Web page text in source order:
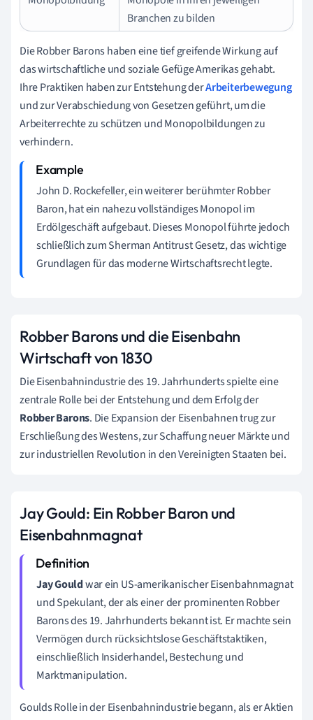
Branchen zu bilden
Die Robber Barons haben eine tief greifende Wirkung auf
das wirtschaftliche und soziale Gefüge Amerikas gehabt.
Ihre Praktiken haben zur Entstehung derArbeiterbewegung
und zur Verabschiedung von Gesetzen geführt, um die
Arbeiterrechte zu schützen und Monopolbildungen zu
verhindern.
John D. Rockefeller, ein weiterer berühmter Robber
Baron, hat ein nahezu vollständiges Monopol im
Erdölgeschäft aufgebaut. Dieses Monopol führte jedoch
schließlich zum Sherman Antitrust Gesetz, das wichtige
Grundlagen für das moderne Wirtschaftsrecht legte.
Robber Barons und die Eisenbahn
Wirtschaft von 1830
Die Eisenbahnindustrie des 19. Jahrhunderts spielte eine
zentrale Rolle bei der Entstehung und dem Erfolg der
Robber Barons. Die Expansion der Eisenbahnen trug zur
Erschließung des Westens, zur Schaffung neuer Märkte und
zur industriellen Revolution in den Vereinigten Staaten bei.
Jay Gould: Ein Robber Baron und
Eisenbahnmagnat
Jay Gouldwar ein US-amerikanischer Eisenbahnmagnat
und Spekulant, der als einer der prominenten Robber
Barons des 19. Jahrhunderts bekannt ist. Er machte sein
Vermögen durch rücksichtslose Geschäftstaktiken,
einschließlich Insiderhandel, Bestechung und
Marktmanipulation.
Goulds Rolle in der Eisenbahnindustrie begann, als er Aktien